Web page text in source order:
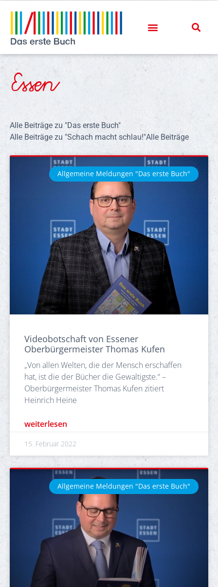
Essen
Alle Beiträge zu "Das erste Buch"
Alle Beiträge zu "Schach macht schlau!"Alle Beiträge
Allgemeine Meldungen "Das erste Buch"
Videobotschaft von Essener
Oberbürgermeister Thomas Kufen
„Von allen Welten, die der Mensch erschaffen
hat, ist die der Bücher die Gewaltigste.“ –
Oberbürgermeister Thomas Kufen zitiert
Heinrich Heine
weiterlesen
15. Februar 2022
Allgemeine Meldungen "Das erste Buch"